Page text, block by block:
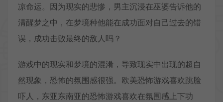
凉命运。因为现实的悲惨，男主沉浸在巫婆告诉他的
清醒梦之中，在梦境种他能在成功面对自己过去的错
误，成功击败最终的敌人吗？
游戏中的现实和梦境的混淆，导致现实中出现的超自
然现象，恐怖的氛围感很强。欧美恐怖游戏喜欢跳脸
吓人，东亚东南亚的恐怖游戏喜欢在氛围感上下功